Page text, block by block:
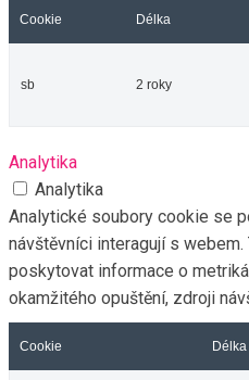
Cookie Délka
sb 2 roky
Analytika
Analytika
Analytické soubory cookie se
návštěvníci interagují s
poskytovat informace o
okamžitého opuštění, zdroji
Cookie Délka